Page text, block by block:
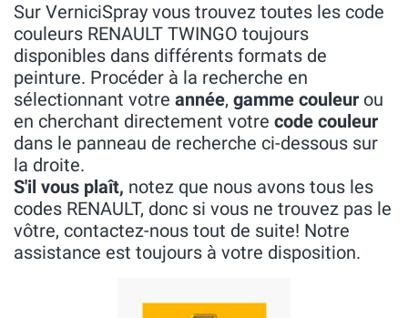
Sur VerniciSpray vous trouvez toutes les code
couleurs RENAULT TWINGO toujours
disponibles dans différents formats de
peinture. Procéder à la recherche en
sélectionnant votre année, gamme couleur ou
en cherchant directement votre code couleur
dans le panneau de recherche ci-dessous sur
la droite.
S'il vous plaît, notez que nous avons tous les
codes RENAULT, donc si vous ne trouvez pas le
vôtre, contactez-nous tout de suite! Notre
assistance est toujours à votre disposition.